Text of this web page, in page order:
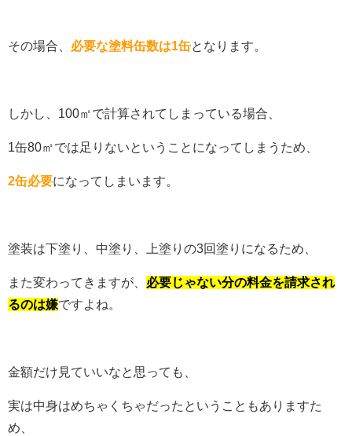
その場合、 必要な塗料缶数は1缶となります。
しかし、100㎡で計算されてしまっている場合、
1缶80㎡では足りないということになってしまうため、
2缶必要になってしまいます。
塗装は下塗り、中塗り、上塗りの3回塗りになるため、
また変わってきますが、 必要じゃない分の料金を請求され
るのは嫌ですよね。
金額だけ見ていいなと思っても、
実は中身はめちゃくちゃだったということもありますた
め、